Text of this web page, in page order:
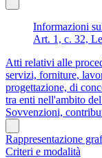
Informazioni
Art. 1, c. 32,
Atti relativi alle
servizi, forniture,
progettazione, di
tra enti nell'ambito
Sovvenzioni,
Rappresentazione
Criteri e modalità